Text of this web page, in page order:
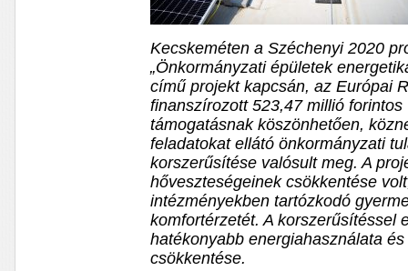
Kecskeméten a Széchenyi 2020
„Önkormányzati épületek
című projekt kapcsán, az Európai
finanszírozott 523,47 millió
támogatásnak köszönhetően,
feladatokat ellátó önkormányzati
korszerűsítése valósult meg. A
hőveszteségeinek csökkentése
intézményekben tartózkodó
komfortérzetét. A korszerűsítéssel
hatékonyabb energiahasználata
csökkentése.